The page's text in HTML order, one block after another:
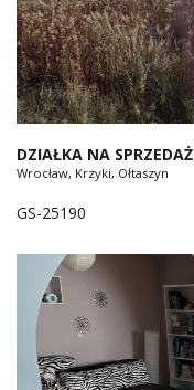
DZIAŁKA NA SPRZEDAŻ
Wrocław, Krzyki, Ołtaszyn
GS-25190